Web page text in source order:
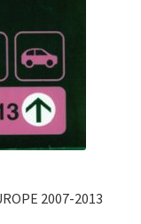
2007-2013